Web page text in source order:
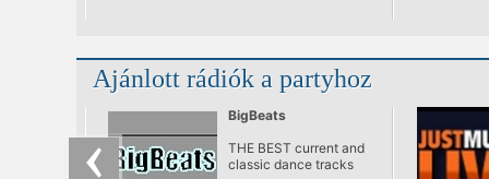
gyöngyöző
pezsgőkoktélok . . .
Ajánlott rádiók a partyhoz
BigBeats
THE BEST current and
classic dance tracks